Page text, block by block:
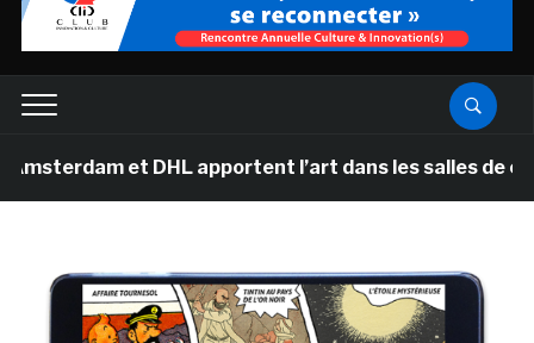
et DHL apportent l’art dans les salles de classe